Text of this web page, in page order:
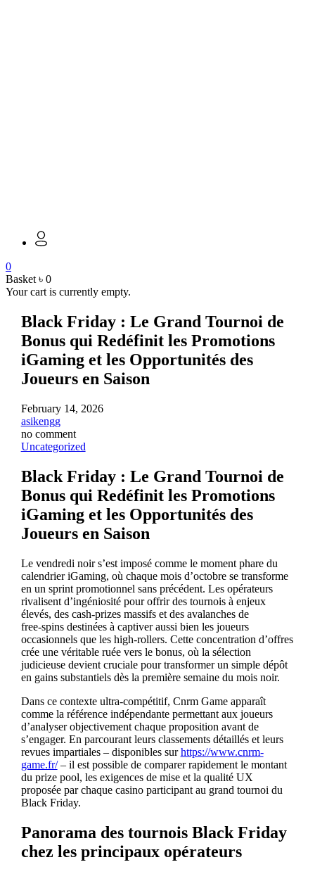
0
Basket ৳ 0
Your cart is currently empty.
Black Friday : Le Grand Tournoi de
Bonus qui Redéfinit les Promotions
iGaming et les Opportunités des
Joueurs en Saison
February 14, 2026
asikengg
no comment
Uncategorized
Black Friday : Le Grand Tournoi de
Bonus qui Redéfinit les Promotions
iGaming et les Opportunités des
Joueurs en Saison
Le vendredi noir s’est imposé comme le moment phare du
calendrier iGaming, où chaque mois d’octobre se transforme
en un sprint promotionnel sans précédent. Les opérateurs
rivalisent d’ingéniosité pour offrir des tournois à enjeux
élevés, des cash‑prizes massifs et des avalanches de
free‑spins destinées à captiver aussi bien les joueurs
occasionnels que les high‑rollers. Cette concentration d’offres
crée une véritable ruée vers le bonus, où la sélection
judicieuse devient cruciale pour transformer un simple dépôt
en gains substantiels dès la première semaine du mois noir.
Dans ce contexte ultra‑compétitif, Cnrm Game apparaît
comme la référence indépendante permettant aux joueurs
d’analyser objectivement chaque proposition avant de
s’engager. En parcourant leurs classements détaillés et leurs
revues impartiales – disponibles surhttps://www.cnrm-
game.fr/– il est possible de comparer rapidement le montant
du prize pool, les exigences de mise et la qualité UX
proposée par chaque casino participant au grand tournoi du
Black Friday.
Panorama des tournois Black Friday
chez les principaux opérateurs